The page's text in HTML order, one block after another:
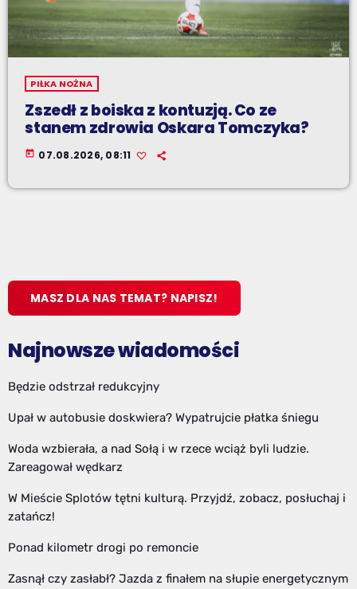
PIŁKA NOŻNA
Zszedł z boiska z kontuzją. Co ze
stanem zdrowia Oskara Tomczyka?
today 07.08.2026, 08:11
MASZ DLA NAS TEMAT? NAPISZ!
Najnowsze wiadomości
Będzie odstrzał redukcyjny
Upał w autobusie doskwiera? Wypatrujcie płatka śniegu
Woda wzbierała, a nad Sołą i w rzece wciąż byli ludzie.
Zareagował wędkarz
W Mieście Splotów tętni kulturą. Przyjdź, zobacz, posłuchaj i
zatańcz!
Ponad kilometr drogi po remoncie
Zasnął czy zasłabł? Jazda z finałem na słupie energetycznym